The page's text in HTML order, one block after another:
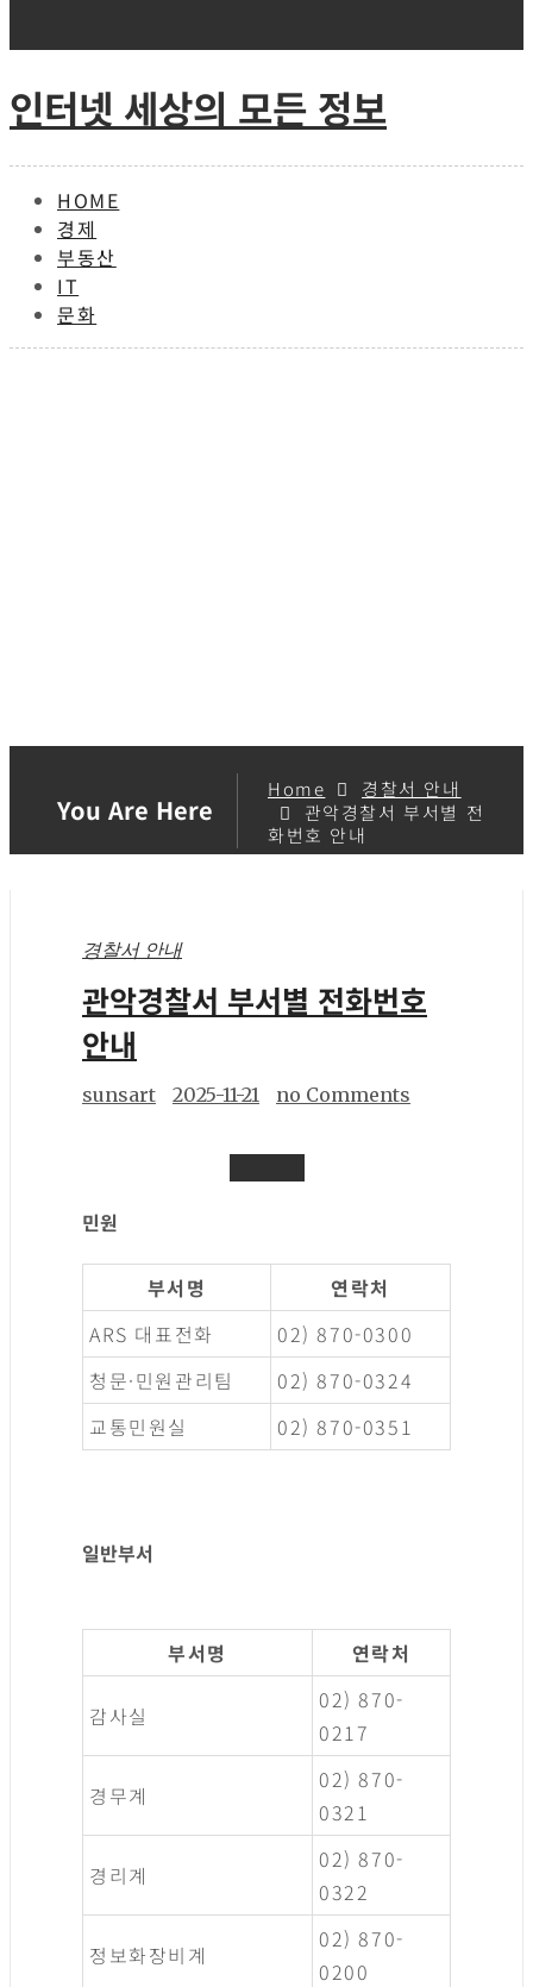
인터넷 세상의 모든 정보
HOME
경제
부동산
IT
문화
You Are Here
Home
경찰서 안내
관악경찰서 부서별 전
화번호 안내
경찰서 안내
관악경찰서 부서별 전화번호
안내
sunsart 2025-11-21 no Comments
민원
부서명
연락처
ARS 대표전화
02) 870-0300
청문·민원관리팀
02) 870-0324
교통민원실
02) 870-0351
일반부서
부서명 연락처
감사실
02) 870-
0217
경무계
02) 870-
0321
경리계
02) 870-
0322
정보화장비계
02) 870-
0200